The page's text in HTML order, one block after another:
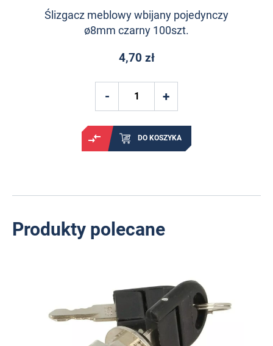
Ślizgacz meblowy wbijany pojedynczy
ø8mm czarny 100szt.
4,70 zł
DO KOSZYKA
Produkty polecane